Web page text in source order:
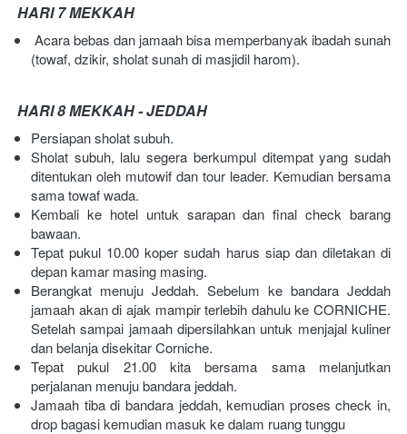
HARI 7 MEKKAH
(towaf, dzikir, sholat sunah di masjidil harom).
HARI 8 MEKKAH - JEDDAH
Persiapan sholat subuh.
Sholat subuh, lalu segera berkumpul ditempat yang sudah
ditentukan oleh mutowif dan tour leader. Kemudian bersama
sama towaf wada.
Kembali ke hotel untuk sarapan dan final check barang
bawaan.
Tepat pukul 10.00 koper sudah harus siap dan diletakan di
depan kamar masing masing.
Berangkat menuju Jeddah. Sebelum ke bandara Jeddah
jamaah akan di ajak mampir terlebih dahulu ke CORNICHE.
Setelah sampai jamaah dipersilahkan untuk menjajal kuliner
dan belanja disekitar Corniche.
Tepat pukul 21.00 kita bersama sama melanjutkan
perjalanan menuju bandara jeddah.
Jamaah tiba di bandara jeddah, kemudian proses check in,
drop bagasi kemudian masuk ke dalam ruang tunggu